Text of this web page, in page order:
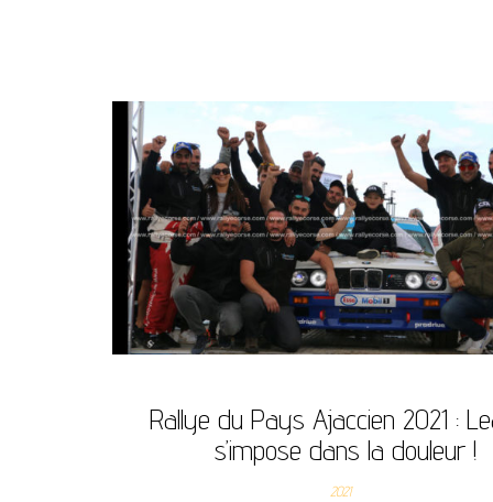
Rallye du Pays Ajaccien 2021 :
s’impose dans la douleur !
2021